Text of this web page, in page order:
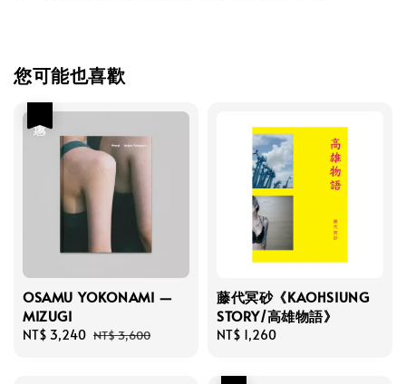
您可能也喜歡
OSAMU YOKONAMI —
MIZUGI
Sale
NT$ 3,240 Regular
NT$ 3,600
藤代冥砂《KAOHSIUNG
STORY/高雄物語》
Regular
NT$ 1,260